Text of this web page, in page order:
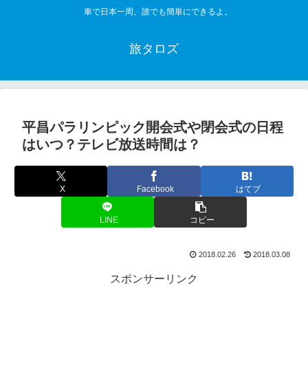
車で日本一周、誰でも簡単にできるよ。
旅タロズ
平昌パラリンピック開会式や閉会式の日程
はいつ？テレビ放送時間は？
X Facebook はてブ
LINE コピー
2018.02.26 2018.03.08
スポンサーリンク